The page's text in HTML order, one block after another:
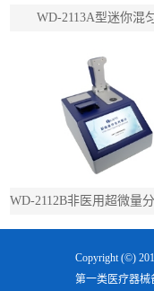
WD-2113A型迷你混
Copyright (©)
第一类医疗器械